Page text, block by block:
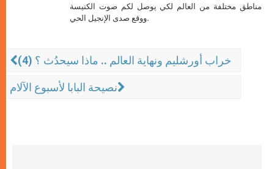
مناطق مختلفة من العالم لكي يوصل لكم صوت الكنيسة
ووقع صدى الإنجيل الحي.
خراب أورشليم ونهاية العالم .. ماذا سيحدُث ؟ (4)
نصيحة البابا لأسبوع الآلام